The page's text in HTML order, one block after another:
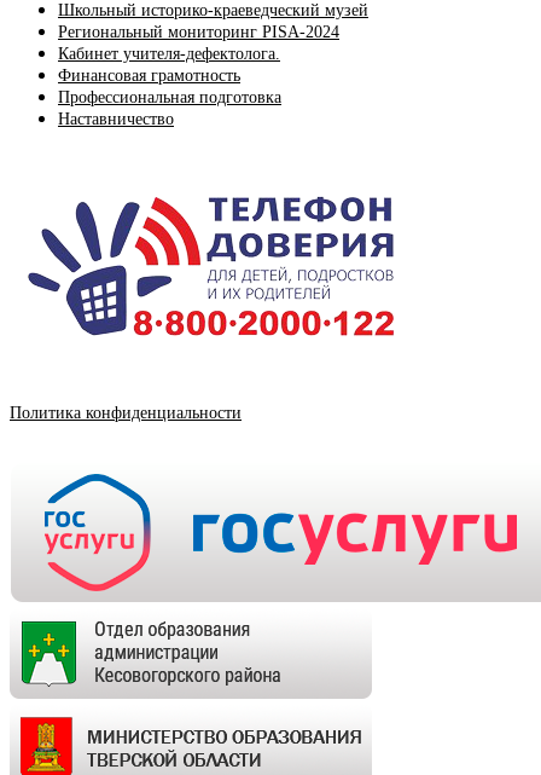
Школьный историко-краеведческий музей
Региональный мониторинг PISA-2024
Кабинет учителя-дефектолога.
Финансовая грамотность
Профессиональная подготовка
Наставничество
Политика конфиденциальности